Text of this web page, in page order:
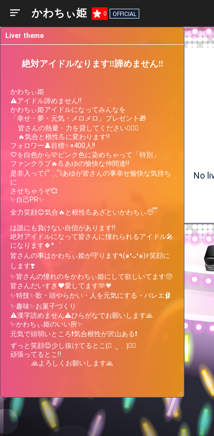
かわちぃ姫 0 OFFICIAL
No
Current
Participating
Events
Past
Events
Liver
Support
こんなん100枚あったってイイよね！―フェイ
スパック編― Vol.7
かわちぃ姫 ちょっと次行くの待って
✋60秒だけ時間下さい‼️ 初コメお願い︎
💕︎盛り上がり度星🌟お願いします🙏
目標✨️フォロワー400人 フォロー🩷お
願いします‼️ 熱量・力を貸して下さい
🙏 皆さんに憧れられるアイドルにな
ります✨️
Expand text
👑Current ranking & support pt TOP50
11Place
54,876pt
10Place
+28,437pt
12Place
-4,398pt
245,124pt more to achieve
オリジナルアバター制作権獲得！
Liver theme
絶対アイドルなります‼️諦めません‼️
かわちぃ姫
⚠️アイドル諦めません‼️
かわちぃ姫アイドルになってみんなを
「幸せ・夢・元気・メロメロ」プレゼント🎁
フォロワー👤目標✨️🟰400人!!
♡を白色から🩷ピンク色に染めちゃって「特別」
ファンクラブ🔥💪あゆの愉快な仲間達‼️
是非入って꒰՞ ܸ. .ܸ՞꒱あゆが皆さんの事幸せ愉快な気持ち
に
させちゃうぞ💞
✨️自己PR✨️
全力笑顔😊気合🔥と根性💪あざといかわちぃ🥺ྀི
は誰にも負けない自信があります‼️
絶対アイドルになって皆さんに憧れられるアイドル🎤
になります🍀*゜
皆さんの事はかわちぃ姫が守ります٩(๑❛ᴗ❛๑)۶笑顔に
します❣️
✨️皆さんの憧れのをかわちぃ姫にして欲しいてます🥺
皆さんだいすき♥️愛してます🫶💗
✨️特技✨️歌・頭やらかい・人を元気にする・バレエ🩰
✨️趣味✨️お菓子づくり
⚠︎漢字読めません⚠︎ひらがなでお願いします🙏
✨️かわちぃ姫のいい所✨️
元気で頭弱いところ❗️気合根性が沢山ある❗️
ずっと笑顔😊少し抜けてるとこ(⃔ .  ̫ .  )⃕↝
頑張ってるとこ‼️
           🙏よろしくお願いします🙏